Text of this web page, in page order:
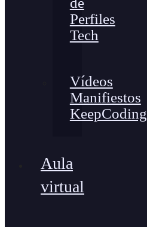
Perfiles
Tech
Vídeos
Manifiestos
KeepCoding
Aula
virtual